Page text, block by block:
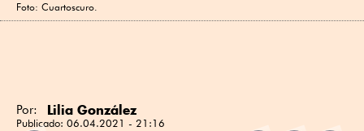
Foto: Cuartoscuro.
Por: Lilia González
Publicado: 06.04.2021 - 21:16